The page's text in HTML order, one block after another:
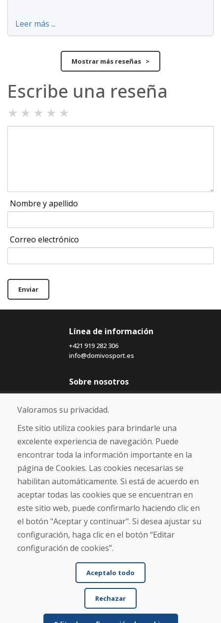
Leer más ...
Mostrar más reseñas >
Escribe una reseña
★ ★ ★ ★ ★
Nombre y apellido
Correo electrónico
Enviar
Línea de información
+421 919 282 306
info@domivosport.es
Sobre nosotros
Blog
Sobre nosotros
Comercio
Contacto
Compra
Tienda electrónica
Envío y pago
NORMAS DE RECLAMACIÓN
Devolución y cambio de mercancías
Política de privacidad
Cookies
© DOMIVOSPORT 2026, reservados todos los derechos
Valoramos su privacidad.
Este sitio utiliza cookies para brindarle una
excelente experiencia de navegación. Puede
encontrar toda la información importante en la
página de Cookies. Las cookies necesarias se
habilitan automáticamente. Si está de acuerdo en
aceptar todas las cookies que se encuentran en
este sitio web, puede confirmarlo haciendo clic en
el botón "Aceptar y continuar". Si desea ajustar su
configuración, haga clic en el botón “Editar
configuración de cookies”.
Aceptalo todo
Rechazar